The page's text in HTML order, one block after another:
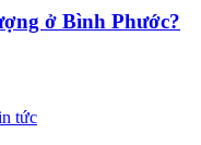
ở Bình Phước?
tức